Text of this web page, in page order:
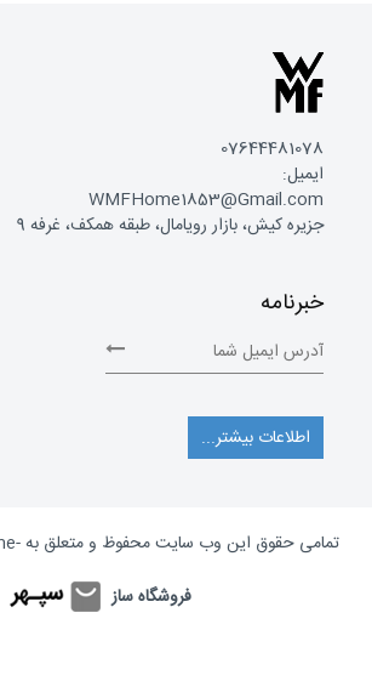
07644481078
ایمیل:
WMFHome1853@Gmail.com
جزیره کیش، بازار رویامال، طبقه همکف، غرفه 9
خبرنامه
اطلاعات بیشتر...
تمامی حقوق این وب سایت محفوظ و متعلق به -wmfhome-
فروشگاه ساز